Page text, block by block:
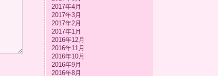
2017年4月
2017年3月
2017年2月
2017年1月
2016年12月
2016年11月
2016年10月
2016年9月
2016年8月